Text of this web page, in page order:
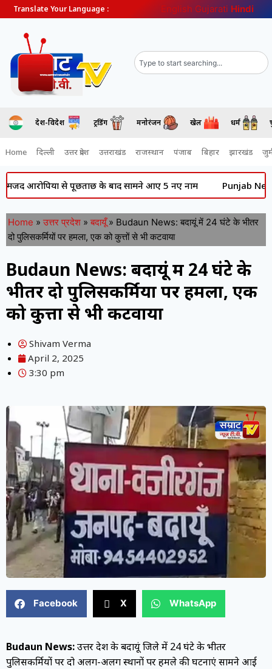
Translate Your Language : English Gujarati Hindi
देश-विदेश ट्रेंडिंग मनोरंजन खेल धर्म
Home दिल्ली उत्तर प्रदेश उत्तराखंड राजस्थान पंजाब बिहार झारखंड
से पूछताछ के बाद सामने आए 5 नए नाम Punjab News: की
Home » उत्तर प्रदेश » बदायूँ » Budaun News: बदायूं में 24 घंटे के भीतर
दो पुलिसकर्मियों पर हमला, एक को कुत्तों से भी कटवाया
Budaun News: बदायूं में 24 घंटे के
भीतर दो पुलिसकर्मियों पर हमला, एक
को कुत्तों से भी कटवाया
Shivam Verma
April 2, 2025
3:30 pm
Facebook X WhatsApp
Budaun News:उत्तर प्रदेश के बदायूं जिले में 24 घंटे के भीतर
पुलिसकर्मियों पर दो अलग-अलग स्थानों पर हमले की घटनाएं सामने आई